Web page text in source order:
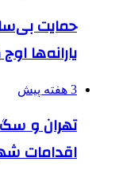
حمایت
یارانه‌ها
3 هفته پیش
تهران و
اقدامات